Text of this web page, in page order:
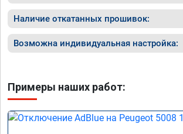
Наличие откатанных прошивок:
Возможна индивидуальная настройка:
Примеры наших работ: